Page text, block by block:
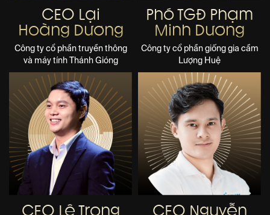
CEO Lại
Hoàng Dương
Công ty cổ phần truyền thông
và máy tính Thánh Gióng
Phó TGĐ Phạm
Minh Dương
Công ty cổ phần giống gia cầm
Lượng Huệ
CEO Lê Trọng CEO Nguyễn